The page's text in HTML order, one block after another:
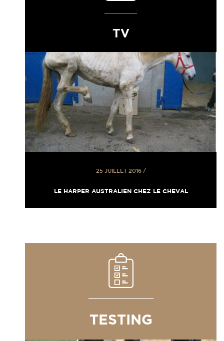
TV
25 JUILLET 2016/
LE HARPER AUSTRALIEN CHEZ LE CHEVAL
TESTING